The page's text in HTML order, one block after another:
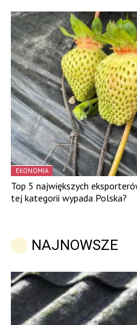
EKONOMIA
Top 5 największych
tej kategorii wypada Polska?
NAJNOWSZE